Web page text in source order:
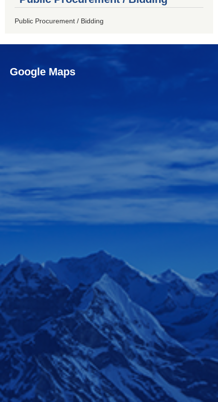
Public Procurement / Bidding
Google Maps